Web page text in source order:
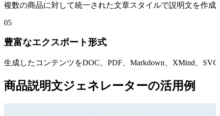
複数の商品に対して統一された文章スタイルで説明文を作
05
豊富なエクスポート形式
生成したコンテンツをDOC、PDF、Markdown、XMind、
商品説明文ジェネレーターの活用例